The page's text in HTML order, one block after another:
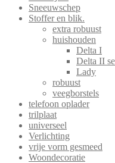
Sneeuwschep
Stoffer en blik.
extra robuust
huishouden
Delta I
Delta II
Lady
robuust
veegborstels
telefoon oplader
trilplaat
universeel
Verlichting
vrije vorm gesmeed
Woondecoratie